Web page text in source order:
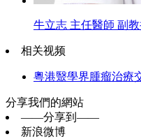
牛立志 主任醫師 副
相关视频
粵港毉學界腫瘤治療
分享我們的網站
——分享到——
新浪微博